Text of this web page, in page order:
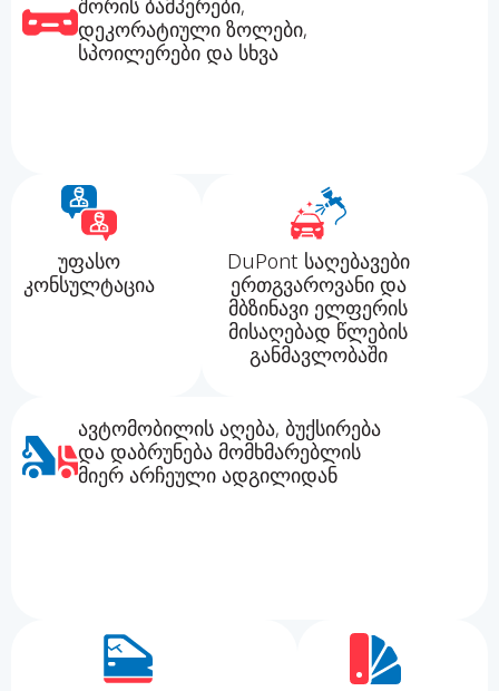
შორის ბამპერები,
დეკორატიული ზოლები,
სპოილერები და სხვა
DuPont საღებავები
ერთგვაროვანი და
მბზინავი ელფერის
მისაღებად წლების
განმავლობაში
უფასო
კონსულტაცია
ავტომობილის აღება, ბუქსირება
და დაბრუნება მომხმარებლის
მიერ არჩეული ადგილიდან